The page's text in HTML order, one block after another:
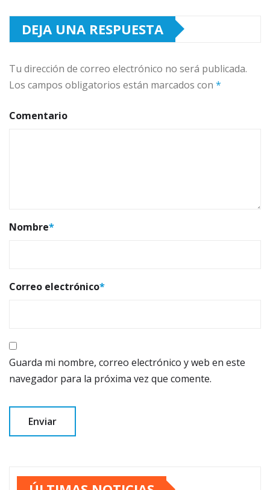
DEJA UNA RESPUESTA
Tu dirección de correo electrónico no será publicada.
Los campos obligatorios están marcados con *
Comentario
Nombre*
Correo electrónico*
Guarda mi nombre, correo electrónico y web en este
navegador para la próxima vez que comente.